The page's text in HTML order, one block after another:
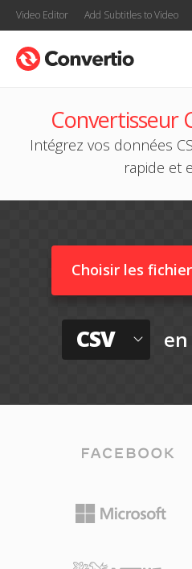
Video Editor Add Subtitles to Video
Convertisseur
Intégrez vos données
rapide et
Choisir les
CSV en